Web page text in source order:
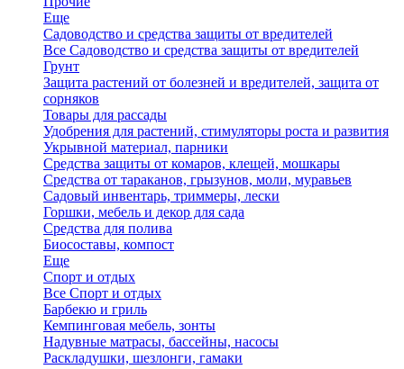
Еще
Садоводство и средства защиты от вредителей
Все Садоводство и средства защиты от вредителей
Грунт
Защита растений от болезней и вредителей, защита от
сорняков
Товары для рассады
Удобрения для растений, стимуляторы роста и развития
Укрывной материал, парники
Средства защиты от комаров, клещей, мошкары
Средства от тараканов, грызунов, моли, муравьев
Садовый инвентарь, триммеры, лески
Горшки, мебель и декор для сада
Средства для полива
Биосоставы, компост
Еще
Спорт и отдых
Все Спорт и отдых
Барбекю и гриль
Кемпинговая мебель, зонты
Надувные матрасы, бассейны, насосы
Раскладушки, шезлонги, гамаки